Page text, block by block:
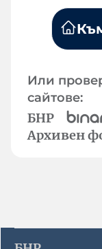
Или
сайтове:
БНР
Архивен